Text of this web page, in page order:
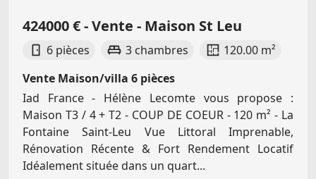
424000 € - Vente - Maison St Leu
6 pièces 3 chambres
120.00 m²
Vente Maison/villa 6 pièces
Iad France - Hélène Lecomte vous propose :
Maison T3 / 4 + T2 - COUP DE COEUR - 120 m² - La
Fontaine Saint-Leu Vue Littoral Imprenable,
Rénovation Récente & Fort Rendement Locatif
Idéalement située dans un quart...